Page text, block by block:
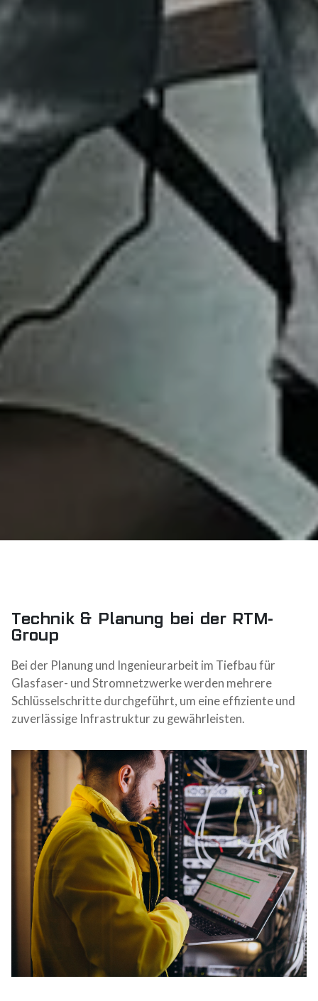
Technik & Planung bei der RTM-
Group
Bei der Planung und Ingenieurarbeit im Tiefbau für
Glasfaser- und Stromnetzwerke werden mehrere
Schlüsselschritte durchgeführt, um eine effiziente und
zuverlässige Infrastruktur zu gewährleisten.